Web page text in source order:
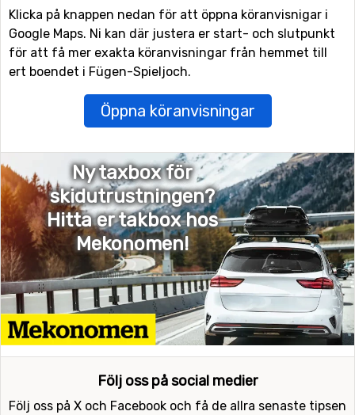
Klicka på knappen nedan för att öppna köranvisnigar i
Google Maps. Ni kan där justera er start- och slutpunkt
för att få mer exakta köranvisningar från hemmet till
ert boendet i Fügen-Spieljoch.
Öppna köranvisningar
Ny taxbox för
skidutrustningen?
Hitta er takbox hos
Mekonomen!
Följ oss på social medier
Följ oss på X och Facebook och få de allra senaste tipsen